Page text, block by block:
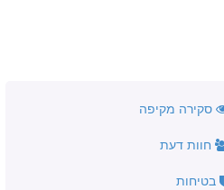
סקירה מקיפה
חוות דעת
בטיחות